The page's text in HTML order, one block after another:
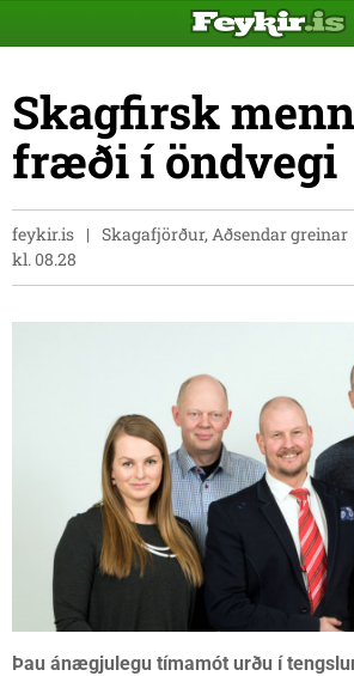
Skagfirsk
fræði í öndvegi
feykir.is Skagafjörður, Aðsendar greinar
kl. 08.28
Þau ánægjulegu tímamót urðu í